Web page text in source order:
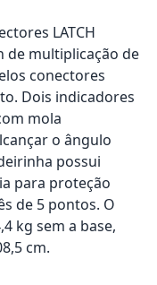
LATCH
de multiplicação de
conectores
Dois indicadores
mola
o ângulo
possui
para proteção
de 5 pontos. O
kg sem a base,
cm.